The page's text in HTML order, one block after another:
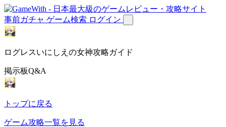
事前ガチャ ゲーム検索 ログイン
ログレスいにしえの女神攻略ガイド
掲示板Q&A
トップに戻る
ゲーム攻略一覧を見る